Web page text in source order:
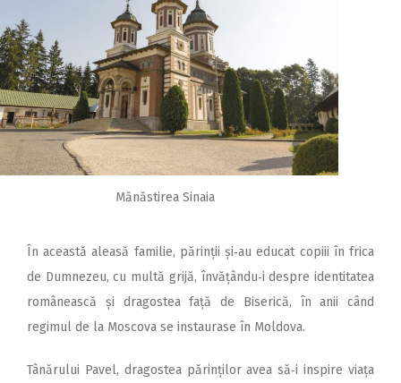
Mănăstirea Sinaia
În această aleasă familie, părinții și‑au educat copiii în frica
de Dumnezeu, cu multă grijă, învățându‑i despre identitatea
românească și dragostea față de Biserică, în anii când
regimul de la Moscova se instaurase în Moldova.
Tânărului Pavel, dragostea părinților avea să‑i inspire viața